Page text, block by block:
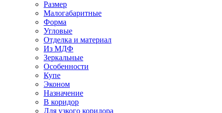
Размер
Малогабаритные
Форма
Угловые
Отделка и материал
Из МДФ
Зеркальные
Особенности
Купе
Эконом
Назначение
В коридор
Для узкого коридора